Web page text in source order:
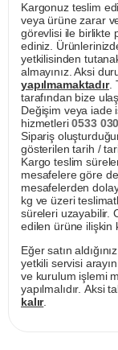
Kargonuz teslim
veya ürüne zarar
görevlisi ile birlikte
ediniz.
yetkilisinden
almayınız. Aksi
yapılmamaktadır.
tarafından bize
Değişim veya iade
hizmetleri0533
Sipariş
gösterilen tarih /
Kargo teslim
mesafelere göre
mesafelerden
kg ve üzeri
süreleri uzayabilir.
edilen ürüne ilişkin
Eğer satın
yetkili servisi
ve kurulum işlemi
yapılmalıdır. Aksi
kalır.